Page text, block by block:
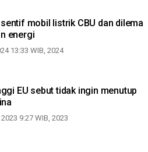
mobil listrik CBU dan dilema
energi
13:33 WIB, 2024
EU sebut tidak ingin menutup
9:27 WIB, 2023